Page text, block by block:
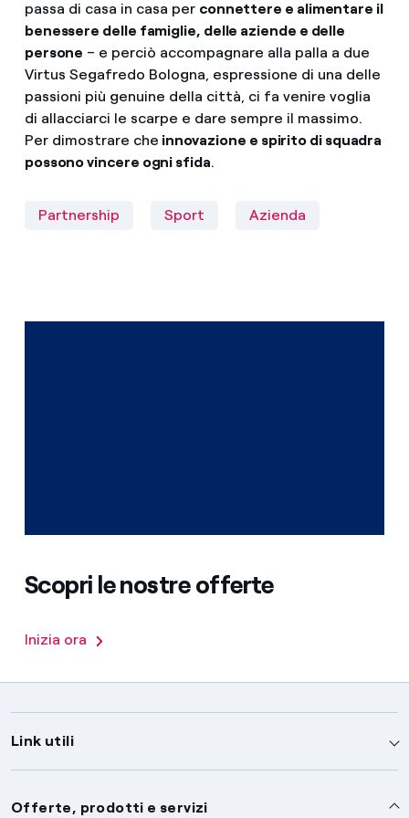
passa di casa in casa per connettere e alimentare il
benessere delle famiglie, delle aziende e delle
persone – e perciò accompagnare alla palla a due
Virtus Segafredo Bologna, espressione di una delle
passioni più genuine della città, ci fa venire voglia
di allacciarci le scarpe e dare sempre il massimo.
Per dimostrare che innovazione e spirito di squadra
possono vincere ogni sfida.
Partnership Sport Azienda
Scopri le nostre offerte
Inizia ora
Link utili
Assistenza
Offerte, prodotti e servizi